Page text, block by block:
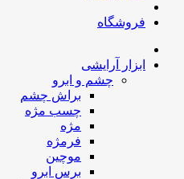
فروشگاه
ابزار آرایشی
چشم و ابرو
براش چشم
چسب مژه
مژه
فرمژه
موچین
برس ابرو